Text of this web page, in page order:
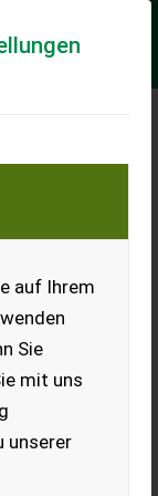
auf Ihrem
Sie
mit uns
unserer
–
HS 270 E
6 t
4
und